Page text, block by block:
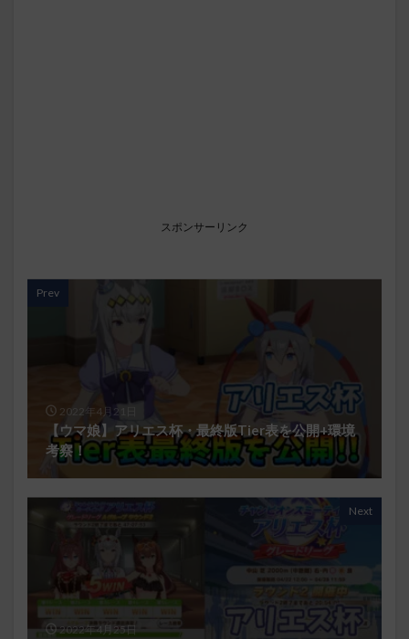
スポンサーリンク
Prev
2022年4月21日
【ウマ娘】アリエス杯・最終版Tier表を公開+環境
考察！
Next
2022年4月25日